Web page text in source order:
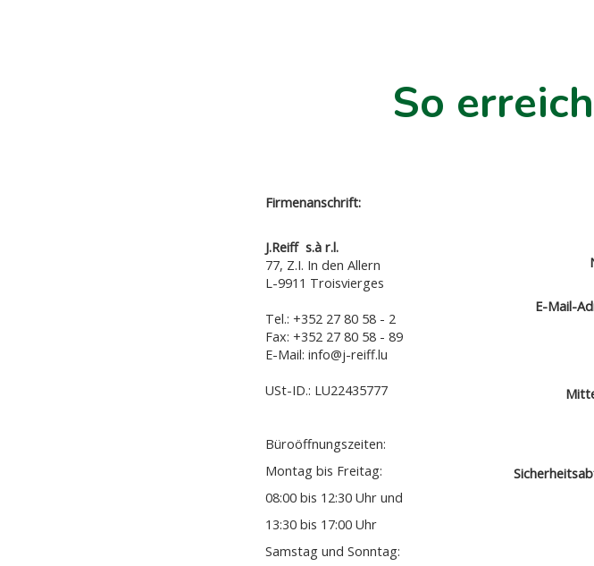
So
Firmenanschrift:
J.Reiff s.à r.l.
77, Z.I. In den Allern
L-9911 Troisvierges
Tel.: +352 27 80 58 - 2
Fax: +352 27 80 58 - 89
E-Mail: info@j-reiff.lu
USt-ID.: LU22435777
Büroöffnungszeiten:
Montag bis Freitag:
08:00 bis 12:30 Uhr und
13:30 bis 17:00 Uhr
Samstag und Sonntag:
E-Mail-